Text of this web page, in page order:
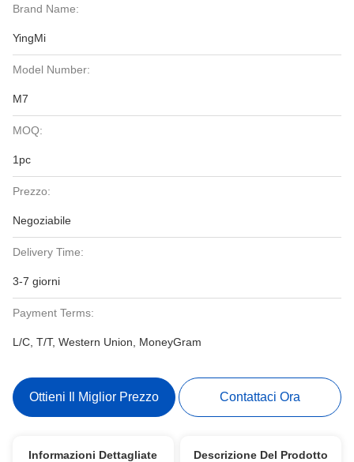
Brand Name:
YingMi
Model Number:
M7
MOQ:
1pc
Prezzo:
Negoziabile
Delivery Time:
3-7 giorni
Payment Terms:
L/C, T/T, Western Union, MoneyGram
Ottieni Il Miglior Prezzo Contattaci Ora
Informazioni Dettagliate Descrizione Del Prodotto